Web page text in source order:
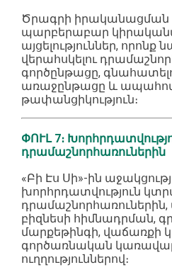
Ծրագրի իրականացման
պարբերաբար
այցելություններ,
վերահսկելու
գործընթացը,
առաջընթացը և
թափանցիկություն։
ՓՈՒԼ 7։
դրամաշնորհառուներին
«Բի Էս Սի»-ին
խորհրդատվություն
բիզնեսի հիմնադրման,
մարքեթինգի, վաճառքի
գործառնական
ուղղություններով։